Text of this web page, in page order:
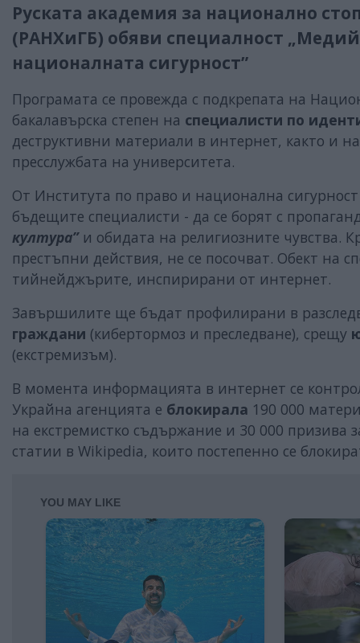
Руската академия за национално
(РАНХиГБ) обяви специалност
националната сигурност”
Програмата се провежда с подкрепата на
бакалавърска степен на специалисти по
деструктивни материали в интернет, както и
пресслужбата на университета.
От Института по право и национална
бъдещите специалисти - да се борят с
култура” и обидата на религиозните чувства.
престъпни действия, не се посочват. Обект на
тийнейджърите, инспирирани от интернет.
Завършилите ще бъдат профилирани в
граждани (кибертормоз и преследване), срещу
(екстремизъм).
В момента информацията в интернет се
Украйна агенцията е блокирала 190 000
на екстремистко съдържание и 30 000 призива
статии в Wikipedia, които постепенно се